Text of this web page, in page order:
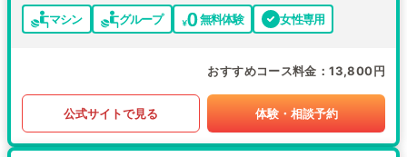
マシン グループ 無料体験 女性専用
おすすめコース料金 13,800円
公式サイトで見る 体験・相談予約